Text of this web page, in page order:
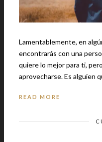
Lamentablemente, en
encontrarás con una
quiere lo mejor para ti,
aprovecharse. Es
READ MORE